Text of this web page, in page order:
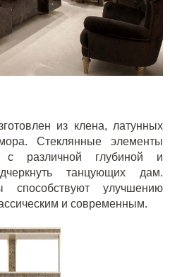
из клена, латунных
Стеклянные элементы
с различной глубиной и
танцующих дам.
способствуют улучшению
и современным.